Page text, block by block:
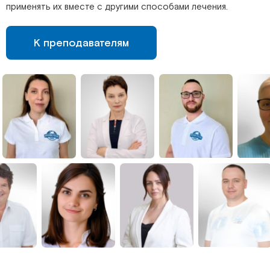
применять их вместе с другими способами лечения.
К преподавателям